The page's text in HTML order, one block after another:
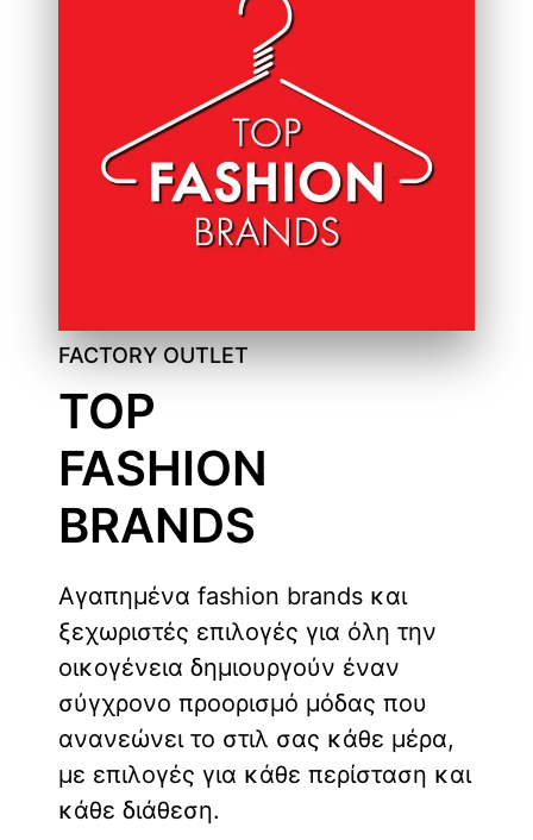
FACTORY OUTLET
TOP
FASHION
BRANDS
Αγαπημένα fashion brands και
ξεχωριστές επιλογές για όλη την
οικογένεια δημιουργούν έναν
σύγχρονο προορισμό μόδας που
ανανεώνει το στιλ σας κάθε μέρα,
με επιλογές για κάθε περίσταση και
κάθε διάθεση.